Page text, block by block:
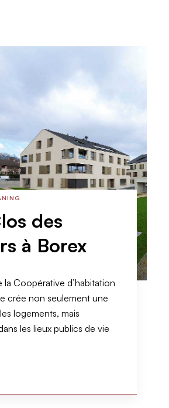
des
à Borex
la Coopérative d’habitation
crée non seulement une
logements, mais
les lieux publics de vie